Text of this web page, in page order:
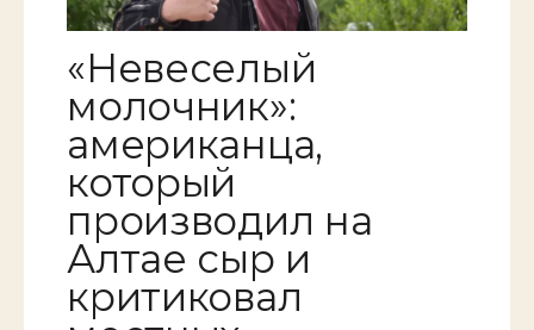
«Невеселый
молочник»:
американца,
который
производил на
Алтае сыр и
критиковал